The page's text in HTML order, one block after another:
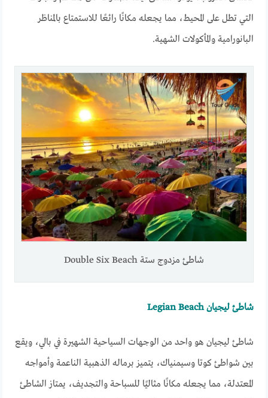
التي تطل على المحيط، مما يجعله مكانًا رائعًا للاستمتاع بالمناظر
البانورامية والمأكولات الشهية.
شاطئ مزدوج ستة Double Six Beach
شاطئ ليجيان Legian Beach
شاطئ ليجيان هو واحد من الوجهات السياحية الشهيرة في بالي، ويقع
بين شواطئ كوتا وسيمنياك، يتميز برماله الذهبية الناعمة وأمواجه
المعتدلة، مما يجعله مكانًا مثاليًا للسباحة والتجديف، يمتاز الشاطئ